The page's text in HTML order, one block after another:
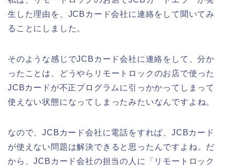
生した理由を、JCBカード会社に連絡をして聞いてみ
ることにしました。
そのような感じでJCBカード会社に連絡をして、分か
ったことは、どうやらリモートロックのお店で使った
JCBカードが不正プログラムに引っかかってしまって
使えない状態になってしまったみたいなんですよね。
なので、JCBカード会社に電話をすれば、JCBカード
が使えない問題は解決できると思ったんですよね。だ
から、JCBカード会社の担当の人に「リモートロック